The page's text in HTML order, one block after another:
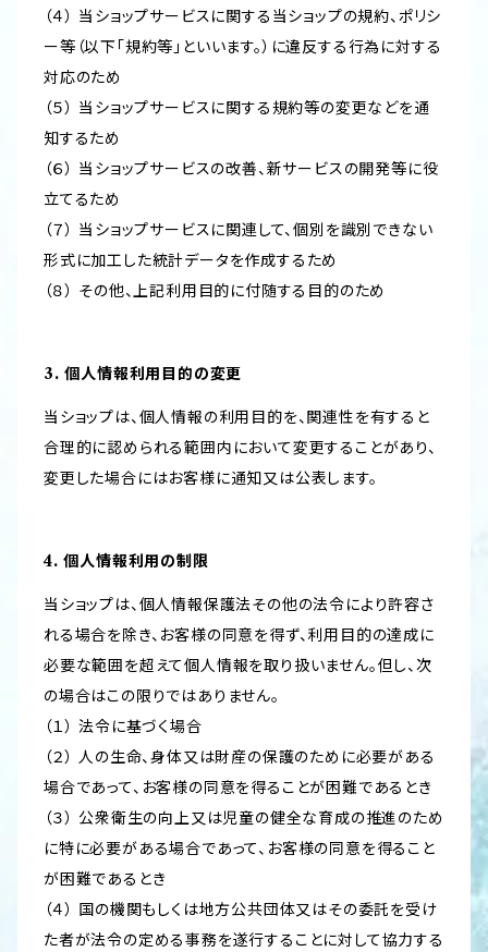
（４） 当ショップサービスに関する当ショップの規約、ポリシ
ー等（以下「規約等」といいます。）に違反する行為に対する
対応のため
（５） 当ショップサービスに関する規約等の変更などを通
知するため
（６） 当ショップサービスの改善、新サービスの開発等に役
立てるため
（７） 当ショップサービスに関連して、個別を識別できない
形式に加工した統計データを作成するため
（８） その他、上記利用目的に付随する目的のため
3. 個人情報利用目的の変更
当ショップは、個人情報の利用目的を、関連性を有すると
合理的に認められる範囲内において変更することがあり、
変更した場合にはお客様に通知又は公表します。
4. 個人情報利用の制限
当ショップは、個人情報保護法その他の法令により許容さ
れる場合を除き、お客様の同意を得ず、利用目的の達成に
必要な範囲を超えて個人情報を取り扱いません。但し、次
の場合はこの限りではありません。
（１） 法令に基づく場合
（２） 人の生命、身体又は財産の保護のために必要がある
場合であって、お客様の同意を得ることが困難であるとき
（３） 公衆衛生の向上又は児童の健全な育成の推進のため
に特に必要がある場合であって、お客様の同意を得ること
が困難であるとき
（４） 国の機関もしくは地方公共団体又はその委託を受け
た者が法令の定める事務を遂行することに対して協力する